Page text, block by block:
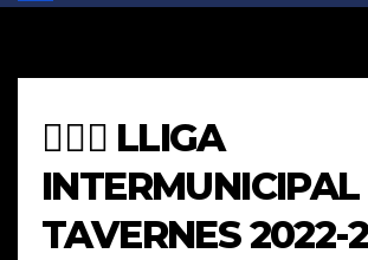
⛹🏽‍♂️ LLIGA
INTERMUNICIPAL
TAVERNES 2022-